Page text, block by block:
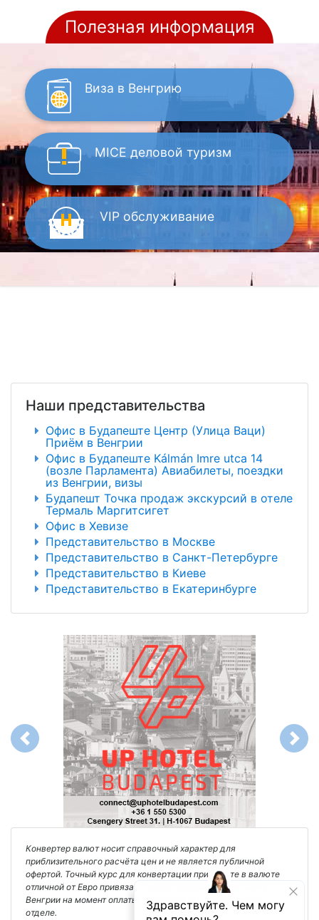
Полезная информация
Виза в Венгрию
MICE деловой туризм
VIP обслуживание
Наши представительства
Офис в Будапеште Центр (Улица Ваци)
Приём в Венгрии
Офис в Будапеште Kálmán Imre utca 14
(возле Парламента) Авиабилеты, поездки
из Венгрии, визы
Будапешт Точка продаж экскурсий в отеле
Термаль Маргитсигет
Офис в Хевизе
Представительство в Москве
Представительство в Санкт-Петербурге
Представительство в Киеве
Представительство в Екатеринбурге
Previous Next
Конвертер валют носит справочный характер для
приблизительного расчёта цен и не является публичной
офертой. Точный курс для конвертации при оплате в валюте
отличной от Евро привязан к курсу Национального Банка
Венгрии на момент оплаты. Уточняйте его в финансовом
отделе.